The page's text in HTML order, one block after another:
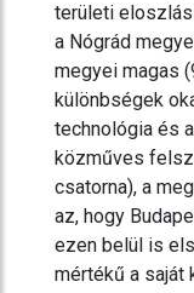
területi
a Nógrád
megyei magas
különbségek
technológia és
közműves
csatorna), a
az, hogy
ezen belül is
mértékű a saját